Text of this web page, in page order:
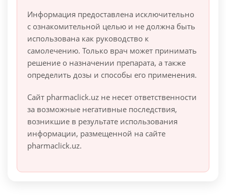
Информация предоставлена исключительно
с ознакомительной целью и не должна быть
использована как руководство к
самолечению. Только врач может принимать
решение о назначении препарата, а также
определить дозы и способы его применения.
Сайт pharmaclick.uz не несет ответственности
за возможные негативные последствия,
возникшие в результате использования
информации, размещенной на сайте
pharmaclick.uz.